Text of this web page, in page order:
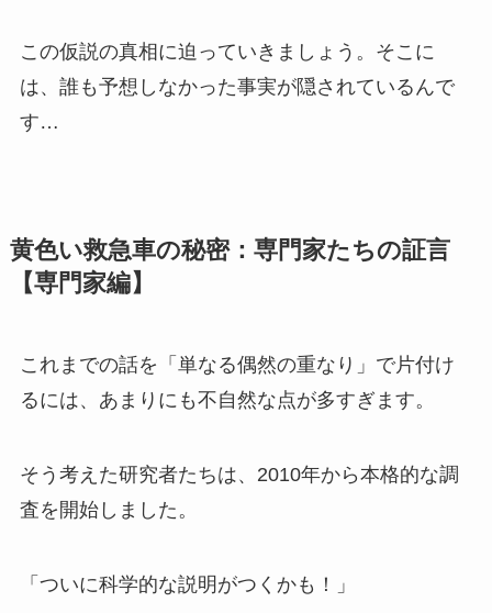
この仮説の真相に迫っていきましょう。そこに
は、誰も予想しなかった事実が隠されているんで
す…
黄色い救急車の秘密：専門家たちの証言
【専門家編】
これまでの話を「単なる偶然の重なり」で片付け
るには、あまりにも不自然な点が多すぎます。
そう考えた研究者たちは、2010年から本格的な調
査を開始しました。
「ついに科学的な説明がつくかも！」